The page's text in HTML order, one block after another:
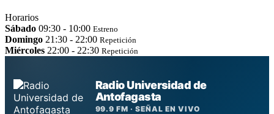
Horarios
Sábado 09:30 - 10:00 Estreno
Domingo 21:30 - 22:00 Repetición
Miércoles 22:00 - 22:30 Repetición
Radio Universidad de
Antofagasta
99.9 FM · SEÑAL EN VIVO